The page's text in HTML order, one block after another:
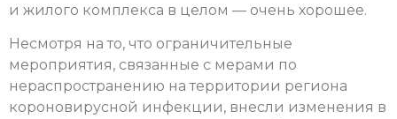
и жилого комплекса в целом — очень хорошее.
Несмотря на то, что ограничительные
мероприятия, связанные с мерами по
нераспространению на территории региона
короновирусной инфекции, внесли изменения в